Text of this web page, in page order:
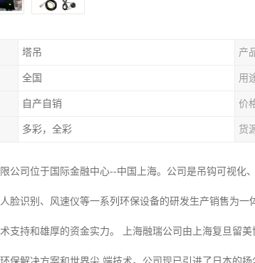
塔吊 产
全国 用
自产自销 价
多彩，全彩 货
限公司位于国际金融中心--中国上海。公司是吊钩可视
脸识别、风速仪等一系列环保设备的研发生产销售为
支持和雄厚的资金实力。 上海融瑞公司由上海复旦留